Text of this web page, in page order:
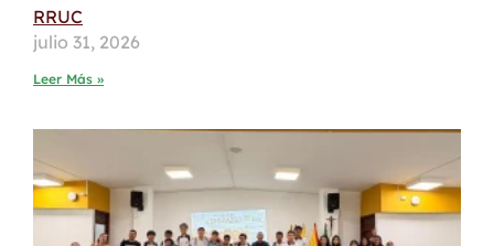
RRUC
julio 31, 2026
Leer Más »